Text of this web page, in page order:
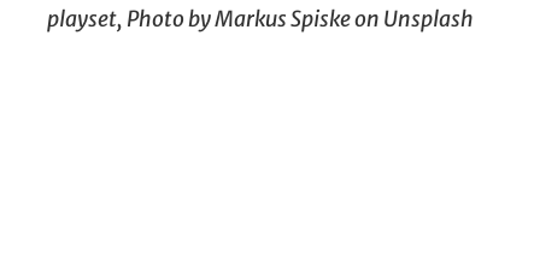
playset, Photo byMarkus Spiskeon Unsplash